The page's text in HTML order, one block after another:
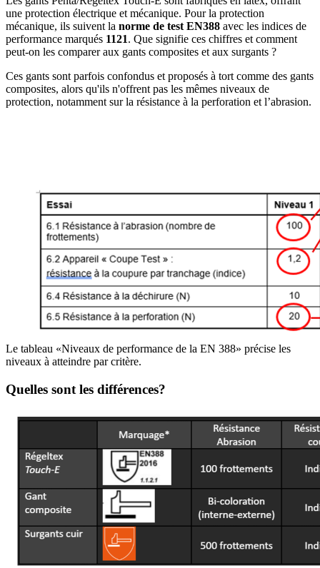
une protection électrique et mécanique. Pour la protection
mécanique, ils suivent la norme de test EN388 avec les indices de
performance marqués 1121. Que signifie ces chiffres et comment
peut-on les comparer aux gants composites et aux surgants ?
Ces gants sont parfois confondus et proposés à tort comme des gants
composites, alors qu'ils n'offrent pas les mêmes niveaux de
protection, notamment sur la résistance à la perforation et l’abrasion.
Le tableau «Niveaux de performance de la EN 388» précise les
niveaux à atteindre par critère.
Quelles sont les différences?